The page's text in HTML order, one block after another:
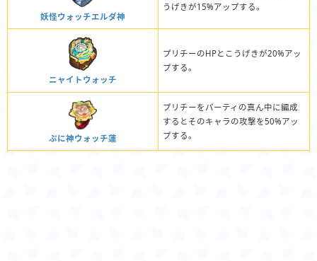
妖怪ウォッチエルダ神
うげきが15%アップする。
ニャイトウォッチ
プリチーのHPとこうげきが20%アッ
プする。
ぷに神ウォッチ蓮
プリチーをパーティの真ん中に編成
するとそのキャラの攻撃を50%アッ
プする。